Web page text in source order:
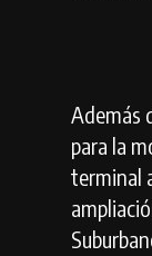
Además
para la
terminal